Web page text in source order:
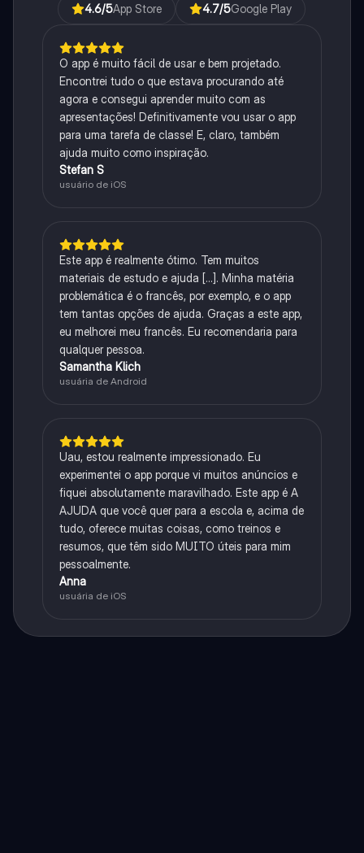
4.6/5App Store 4.7/5Google Play
O app é muito fácil de usar e bem projetado.
Encontrei tudo o que estava procurando até
agora e consegui aprender muito com as
apresentações! Definitivamente vou usar o app
para uma tarefa de classe! E, claro, também
ajuda muito como inspiração.
Stefan S
usuário de iOS
Este app é realmente ótimo. Tem muitos
materiais de estudo e ajuda [...]. Minha matéria
problemática é o francês, por exemplo, e o app
tem tantas opções de ajuda. Graças a este app,
eu melhorei meu francês. Eu recomendaria para
qualquer pessoa.
Samantha Klich
usuária de Android
Uau, estou realmente impressionado. Eu
experimentei o app porque vi muitos anúncios e
fiquei absolutamente maravilhado. Este app é A
AJUDA que você quer para a escola e, acima de
tudo, oferece muitas coisas, como treinos e
resumos, que têm sido MUITO úteis para mim
pessoalmente.
Anna
usuária de iOS